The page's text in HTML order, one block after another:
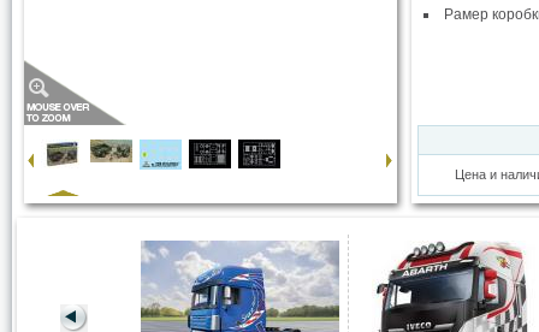
Рамер
Цена и